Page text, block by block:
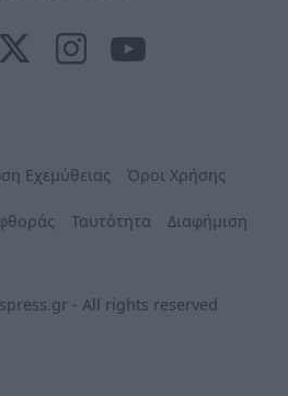
Εχεμύθειας Όροι Χρήσης
Ταυτότητα Διαφήμιση
- All rights reserved